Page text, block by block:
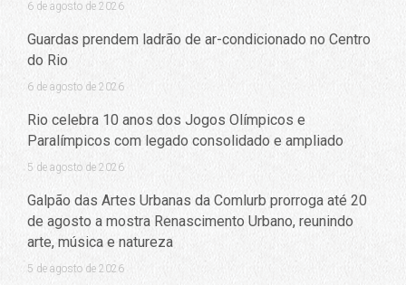
6 de agosto de 2026
Guardas prendem ladrão de ar-condicionado no Centro
do Rio
6 de agosto de 2026
Rio celebra 10 anos dos Jogos Olímpicos e
Paralímpicos com legado consolidado e ampliado
5 de agosto de 2026
Galpão das Artes Urbanas da Comlurb prorroga até 20
de agosto a mostra Renascimento Urbano, reunindo
arte, música e natureza
5 de agosto de 2026